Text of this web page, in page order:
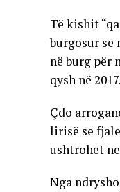
Të kishit
burgosur
në burg për
qysh në 2017.
Çdo
lirisë se
ushtrohet
Nga